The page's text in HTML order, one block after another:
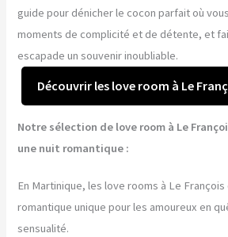
guide pour dénicher le cocon parfait où
moments de complicité et de détente, et
escapade un souvenir inoubliable.
Découvrir les love room à Le
Notre sélection de love room à Le
une nuit romantique :
En Martinique, les love rooms à Le
romantique unique pour les amoureux en
sensualité.